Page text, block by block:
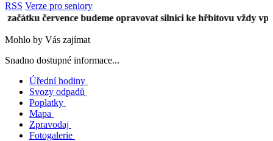
RSS Verze pro seniory
července budeme opravovat silnici ke hřbitovu vždy vpůli
Mohlo by Vás zajímat
Snadno dostupné informace...
Úřední hodiny
Svozy odpadů
Poplatky
Mapa
Zpravodaj
Fotogalerie